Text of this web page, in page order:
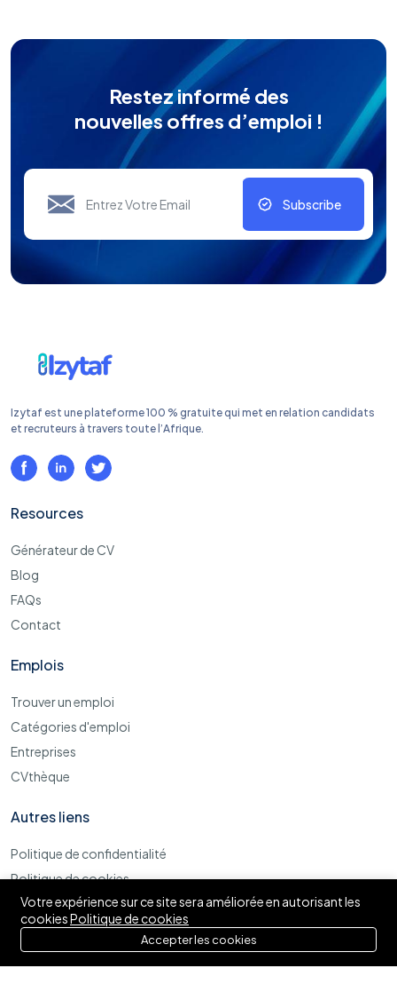
Restez informé des
nouvelles offres d’emploi !
Subscribe
Izytaf est une plateforme 100 % gratuite qui met en relation candidats
et recruteurs à travers toute l’Afrique.
Resources
Générateur de CV
Blog
FAQs
Contact
Emplois
Trouver un emploi
Catégories d'emploi
Entreprises
CVthèque
Autres liens
Politique de confidentialité
Politique de cookies
Termes et conditions d'utilisations
Votre expérience sur ce site sera améliorée en autorisant les
cookiesPolitique de cookies
Accepter les cookies